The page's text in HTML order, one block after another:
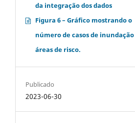
da integração dos dados
Figura 6 – Gráfico mostrando o
número de casos de
áreas de risco.
Publicado
2023-06-30